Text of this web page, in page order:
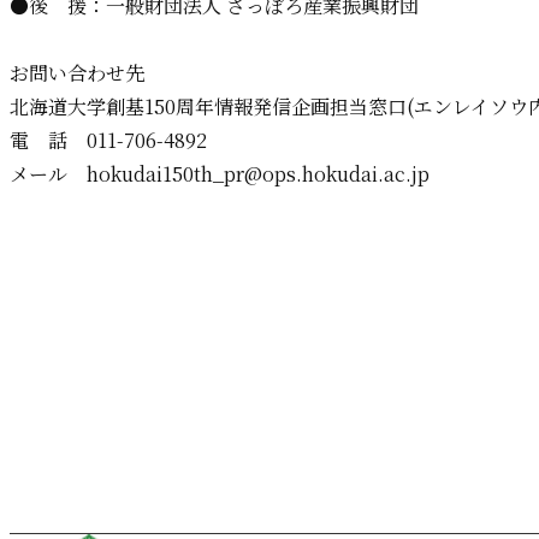
お問い合わせ先
北海道大学創基150周年情報発信企画担当窓口(エンレイソウ
電 話 011-706-4892
メール hokudai150th_pr@ops.hokudai.ac.jp